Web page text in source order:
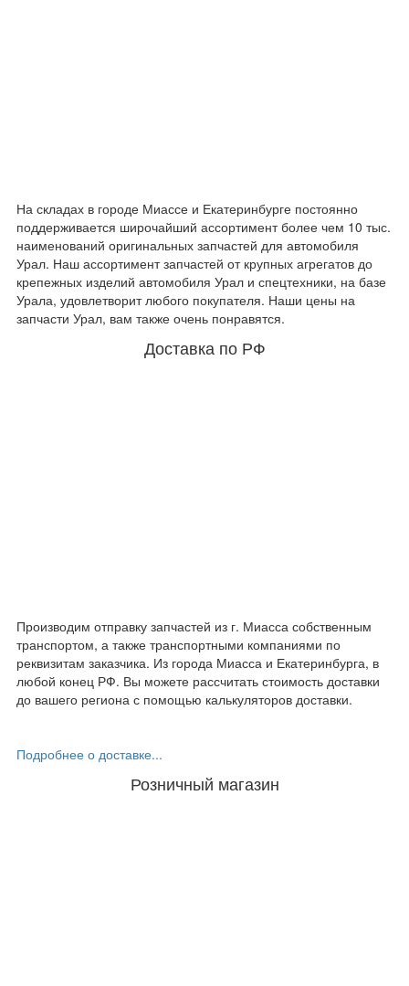
На складах в городе Миассе и Екатеринбурге постоянно
поддерживается широчайший ассортимент более чем 10 тыс.
наименований оригинальных запчастей для автомобиля
Урал. Наш ассортимент запчастей от крупных агрегатов до
крепежных изделий автомобиля Урал и спецтехники, на базе
Урала, удовлетворит любого покупателя. Наши цены на
запчасти Урал, вам также очень понравятся.
Доставка по РФ
Производим отправку запчастей из г. Миасса собственным
транспортом, а также транспортными компаниями по
реквизитам заказчика. Из города Миасса и Екатеринбурга, в
любой конец РФ. Вы можете рассчитать стоимость доставки
до вашего региона с помощью калькуляторов доставки.
Подробнее о доставке...
Розничный магазин